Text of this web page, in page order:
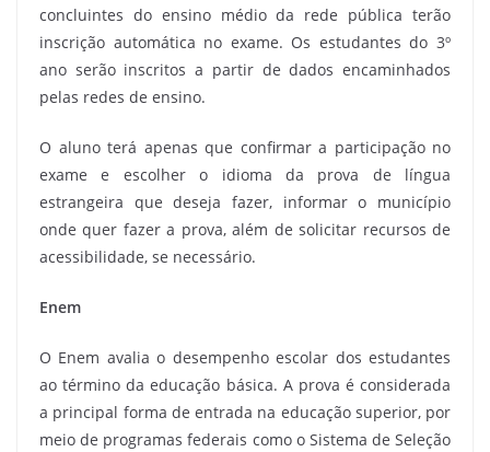
concluintes do ensino médio da rede pública terão
inscrição automática no exame. Os estudantes do 3º
ano serão inscritos a partir de dados encaminhados
pelas redes de ensino.
O aluno terá apenas que confirmar a participação no
exame e escolher o idioma da prova de língua
estrangeira que deseja fazer, informar o município
onde quer fazer a prova, além de solicitar recursos de
acessibilidade, se necessário.
Enem
O Enem avalia o desempenho escolar dos estudantes
ao término da educação básica. A prova é considerada
a principal forma de entrada na educação superior, por
meio de programas federais como o Sistema de Seleção